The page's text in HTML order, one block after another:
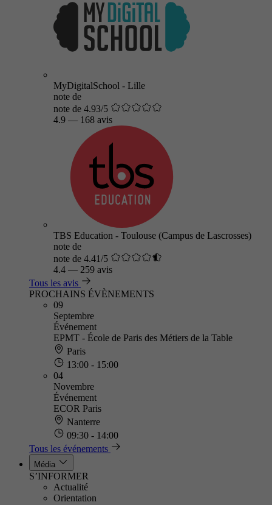
MyDigitalSchool - Lille
note de
note de 4.93/5
4.9 — 168 avis
TBS Education - Toulouse (Campus de Lascrosses)
note de
note de 4.41/5
4.4 — 259 avis
Tous les avis
PROCHAINS ÉVÈNEMENTS
09
Septembre
Événement
EPMT - École de Paris des Métiers de la Table
Paris
13:00 - 15:00
04
Novembre
Événement
ECOR Paris
Nanterre
09:30 - 14:00
Tous les événements
Média
S’INFORMER
Actualité
Orientation